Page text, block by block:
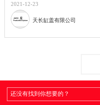
2021-12-23
天长缸盖有限公司